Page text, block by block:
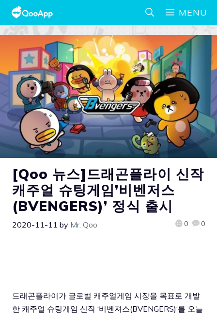
MENU
[Qoo 뉴스]드래곤플라이 신작
캐주얼 슈팅게임’비벤저스
(BVENGERS)’ 정식 출시
2020-11-11 by Mr. Qoo 0 0
드래곤플라이가 글로벌 캐주얼게임 시장을 목표로 개발
한 캐주얼 슈팅게임 신작 ‘비벤져스(BVENGERS)‘를 오늘